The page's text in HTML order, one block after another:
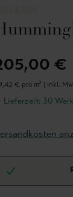
€
€ pro m² | inkl.
Lieferzeit: 30